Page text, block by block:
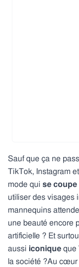
Sauf que ça ne
TikTok, Instagram
mode qui se coupe
utiliser des visages
mannequins
une beauté encore
artificielle ? Et
aussi iconique que
la société ?Au cœur